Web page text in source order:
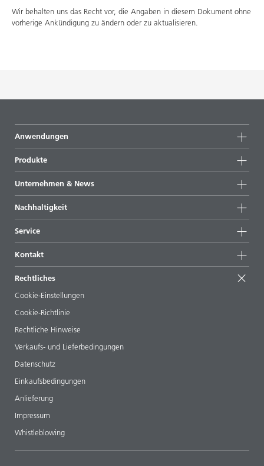
Wir behalten uns das Recht vor, die Angaben in diesem Dokument ohne
vorherige Ankündigung zu ändern oder zu aktualisieren.
Anwendungen
Produkte
Alle Produkte
Highlights
Unternehmen & News
News
Presse & Medien
Standorte & Distributoren
Messen & Events
Nachhaltigkeit
Nachhaltige Produkte
Success Stories
EcoVadis
Zertifikate
Service
Startformulierungen
Veröffentlichungen
ebooks
Regulatory Affairs
Additive Guide App
Videos
Downloads
Kontakt
Rechtliches
Cookie-Einstellungen
Cookie-Richtlinie
Rechtliche Hinweise
Verkaufs- und Lieferbedingungen
Datenschutz
Einkaufsbedingungen
Anlieferung
Impressum
Whistleblowing